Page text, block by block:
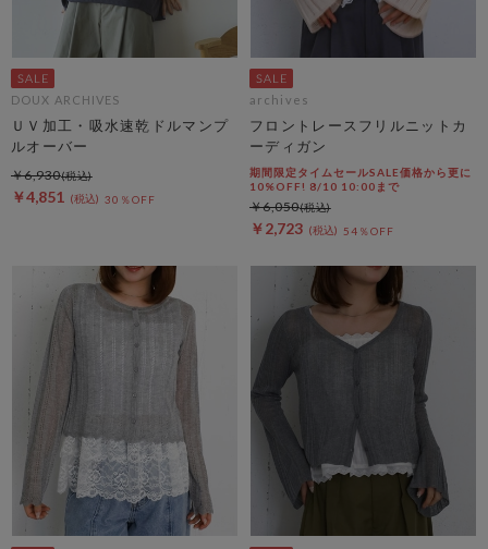
DOUX ARCHIVES
ＵＶ加工・吸水速乾ドルマンプ
ルオーバー
￥4,851 30％OFF
￥6,930
archives
フロントレースフリルニットカ
ーディガン
期間限定タイムセールSALE価格から更に
10%OFF! 8/10 10:00まで
￥2,723 54％OFF
￥6,050